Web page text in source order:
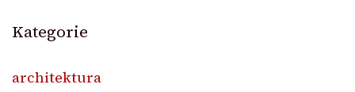
Kategorie
architektura